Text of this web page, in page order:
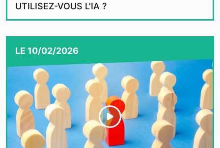
UTILISEZ-VOUS L'IA ?
LE 10/02/2026